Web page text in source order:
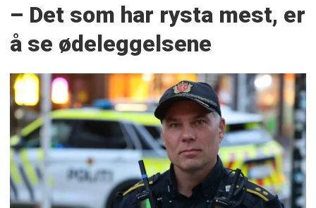
– Det som har rysta mest, er
å se ødeleggelsene